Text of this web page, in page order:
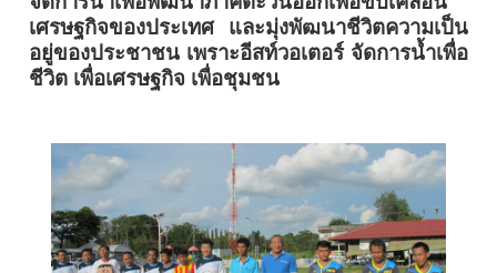
เศรษฐกิจของประเทศ และมุ่งพัฒนาชีวิตความเป็น
อยู่ของประชาชน เพราะอีสท์วอเตอร์ จัดการน้ำเพื่อ
ชีวิต เพื่อเศรษฐกิจ เพื่อชุมชน